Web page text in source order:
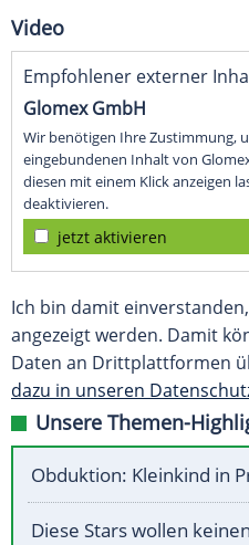
Video
Empfohlener externer
Glomex GmbH
Wir benötigen Ihre Zustimmung,
eingebundenen Inhalt von
diesen mit einem Klick anzeigen
deaktivieren.
jetzt aktivieren
Ich bin damit
angezeigt werden. Damit
Daten an Drittplattformen
dazu in unseren
Unsere Themen-
Obduktion: Kleinkind in
Diese Stars wollen